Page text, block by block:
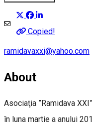
Copied!
ramidavaxxi@yahoo.com
About
Asociaţia ”Ramidava
în luna martie a anului